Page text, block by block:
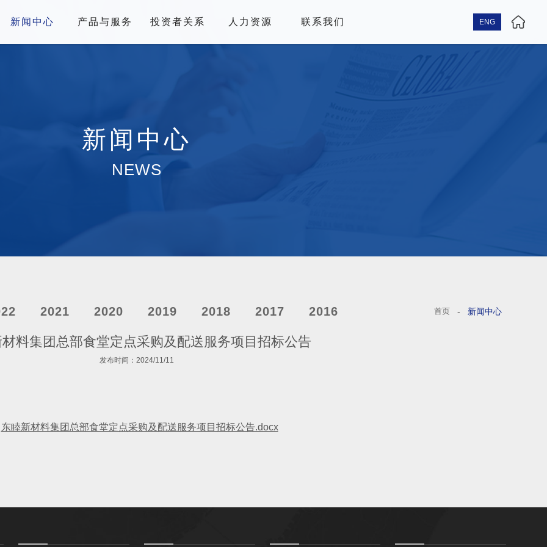
新闻中心 产品与服务 投资者关系 人力资源 联系我们 ENG
新闻中心
NEWS
2021 2020 2019 2018 2017 2016 首页 - 新闻中心
料集团总部食堂定点采购及配送服务项目招标公告
发布时间：2024/11/11
东睦新材料集团总部食堂定点采购及配送服务项目招标公告.docx